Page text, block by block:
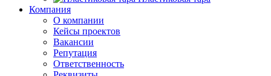
Компания
О компании
Кейсы проектов
Вакансии
Репутация
Ответственность